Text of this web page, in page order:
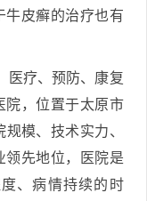
牛皮癣的治疗也有
医疗、预防、康复
院，位置于太原市
模、技术实力、
领先地位，医院是
、病情持续的时